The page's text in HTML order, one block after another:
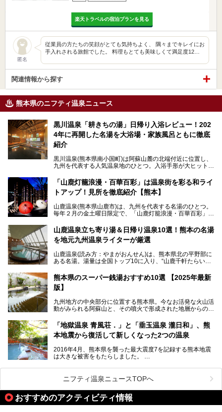
楽天トラベルの宿泊プランを見る
匿名
従業員の方たちの笑顔がとても気持ちよく、 隅々までキレイにお
手入れされる旅館でした。 料理もとても美味しくて満足度12…
関連情報から探す
熊本県のニフティ温泉ニュース
黒川温泉「耕きちの湯」日帰り入浴レビュー！202
4年に再開した名湯を大浴場・家族風呂ともに徹底
紹介
黒川温泉(熊本県南小国町)は阿蘇山麓の北端付近に位置し、
九州を代表する人気温泉地のひとつ。入浴手形が大ヒット
す。
中でも「耕きち(こうきち)の湯」は露天風呂を持たないもの
り一度廃業しましたが、2024年10月に営業再開。数多くの
温泉ファンに注目される名湯です。
今回は再開した耕きちの湯を訪問し、全浴室(男女別大浴
「山鹿灯籠浪漫・百華百彩」は温泉街を彩る和ライ
トアップ！見所を徹底紹介【熊本】
山鹿温泉(熊本県山鹿市)は、九州を代表する名湯のひとつ。
毎年２月の金土曜日限定で、「山鹿灯籠浪漫・百華百彩」
ます。和傘や竹、ろうそくなどを用いて、和情緒たっぷりの
ライトアップが無料で楽しめます。
日、の合計8日間開催。今回は地元九州在住の筆者が、その
見所を徹底紹介。併せて、その他イベントや立ち寄り湯も併
山鹿温泉立ち寄り湯＆日帰り温泉10選！熊本の名湯
を地元九州温泉ライターが厳選
山鹿温泉(読み方：やまがおんせん)は、熊本県北の平野部に
ある名湯。湯量は全国トップ10に入り、“山鹿千軒たらいな
泉質であり、お湯の良さにも定評があります。
今回は地元九州の温泉ライターの私が実際に入浴した中か
設・家族風呂の3パターンに分類し、合計10施設を厳選して
ご紹介。ぜひ、湯めぐりの参考にして下さいね！
熊本県のスーパー銭湯おすすめ10選 【2025年最新
版】
九州地方の中央部分に位置する熊本県。今なお活発な火山活
動がみられる阿蘇山と、その噴火で形成された地層からの湧
す。
そんな熊本県は、県内の至るところから温泉が湧いている温
泉県でもあります。山鹿温泉、玉名温泉、黒川温泉、人吉温
出すスーパー銭湯が豊富です。なかでも注目のスーパー銭湯
をピックアップしました。
「地獄温泉 青風荘．」と「垂玉温泉 瀧日和」、熊
本地震から復活して新しくなった2つの温泉
2016年4月、熊本県を襲った最大震度7を記録する熊本地震
は大きな被害をもたらしました。
阿蘇山麓の南阿蘇村の「地獄温泉 清風荘」、そして「清風
荘」から400mほど離れた「垂玉（たるたま）温泉 山口旅
館」の2軒は、この地震による土砂崩れなどのために、一時
期は孤立状態に。もしかしたらこの時のニュースで、「地獄
温泉」と「垂玉温泉」の名前を知った人もいるかもしれませ
ん。
ニフティ温泉ニュースTOPへ
おすすめのアクティビティ情報